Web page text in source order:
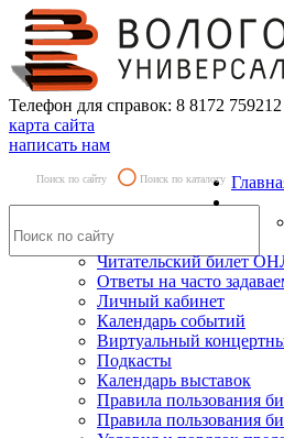
Телефон для справок: 8 8172
карта сайта
написать нам
Поиск по сайту Поиск по каталогу
Читательский билет
Ответы на часто
Личный кабинет
Календарь событий
Виртуальный
Подкасты
Календарь выставок
Правила пользования
Правила пользования